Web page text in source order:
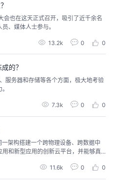
会也在这天正式召开，吸引了近千余名
、媒体人士参与。
13.2k 0 0
的？
服务器和存储等各个方面，极大地考验
7.3k 0 0
架构搭建一个跨物理设备、跨数据中
和新型应用的创新云平台，并能够真
11.6k 0 0